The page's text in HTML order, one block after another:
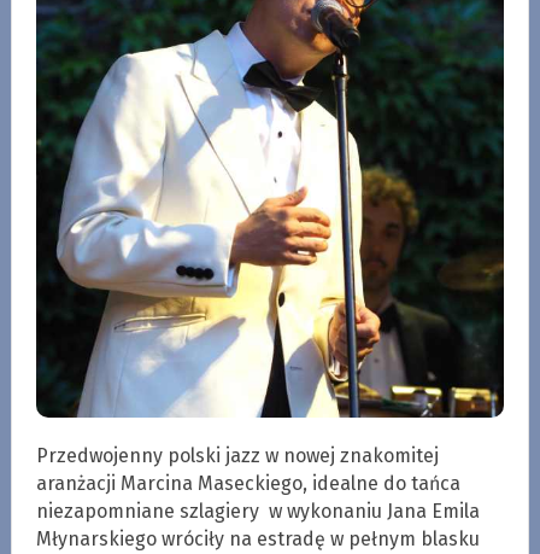
Przedwojenny polski jazz w nowej znakomitej
aranżacji Marcina Maseckiego, idealne do tańca
niezapomniane szlagiery w wykonaniu Jana Emila
Młynarskiego wróciły na estradę w pełnym blasku